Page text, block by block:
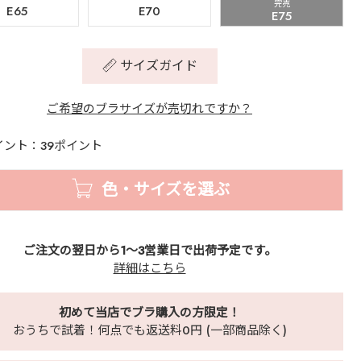
E65 E70 完売
E75
サイズガイド
ご希望のブラサイズが売切れですか？
ト：39ポイント
色・サイズを選ぶ
ご注文の翌日から1～3営業日で出荷予定です。
詳細はこちら
初めて当店でブラ購入の方限定！
おうちで試着！何点でも返送料0円 (一部商品除く)